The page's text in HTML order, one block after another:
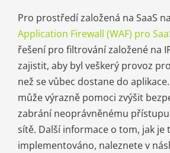
Pro prostředí založená na SaaS
Application Firewall (WAF) pro
řešení pro filtrování založené na
zajistit, aby byl veškerý provoz
než se vůbec dostane do
může výrazně pomoci zvýšit
zabrání neoprávněnému
sítě. Další informace o tom, jak je
implementováno, naleznete v